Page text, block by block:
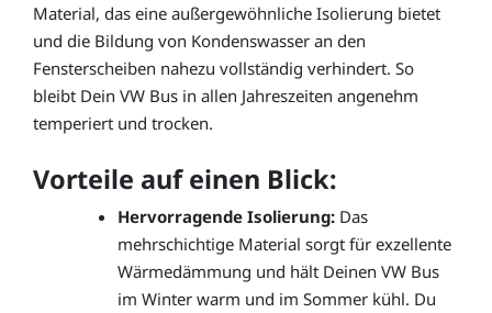
Material, das eine außergewöhnliche Isolierung bietet
und die Bildung von Kondenswasser an den
Fensterscheiben nahezu vollständig verhindert. So
bleibt Dein VW Bus in allen Jahreszeiten angenehm
temperiert und trocken.
Vorteile auf einen Blick:
Hervorragende Isolierung: Das
mehrschichtige Material sorgt für exzellente
Wärmedämmung und hält Deinen VW Bus
im Winter warm und im Sommer kühl. Du